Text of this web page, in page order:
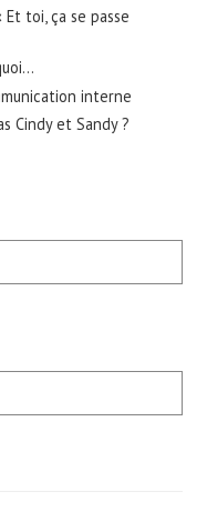
toi, ça se passe
interne
Cindy et Sandy ?